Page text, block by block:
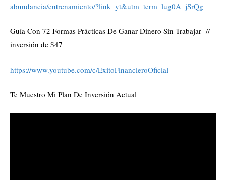
abundancia/entrenamiento/?link=yt&utm_term=lug0A_jSrQg
Guía Con 72 Formas Prácticas De Ganar Dinero Sin Trabajar //
inversión de $47
https://www.youtube.com/c/ExitoFinancieroOficial
Te Muestro Mi Plan De Inversión Actual